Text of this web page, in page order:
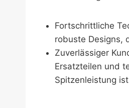
Fortschrittliche
robuste Designs,
Zuverlässiger
Ersatzteilen und
Spitzenleistung